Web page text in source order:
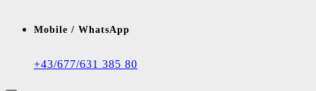
Mobile / WhatsApp
+43/677/631 385 80